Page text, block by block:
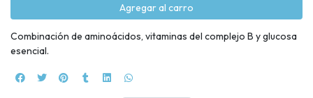
Agregar al carro
Combinación de aminoácidos, vitaminas del complejo B y glucosa
esencial.